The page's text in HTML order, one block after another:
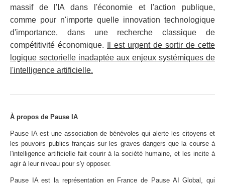
massif de l'IA dans l'économie et l'action publique,
comme pour n'importe quelle innovation technologique
d'importance, dans une recherche classique de
compétitivité économique.
Il est urgent de sortir de cette
logique sectorielle inadaptée aux enjeux systémiques de
l'intelligence artificielle.
À propos de Pause IA
Pause IA est une association de bénévoles qui alerte les citoyens et
les pouvoirs publics français sur les graves dangers que la course à
l'intelligence artificielle fait courir à la société humaine, et les incite à
agir à leur niveau pour s'y opposer.
Pause IA est la représentation en France de Pause AI Global, qui